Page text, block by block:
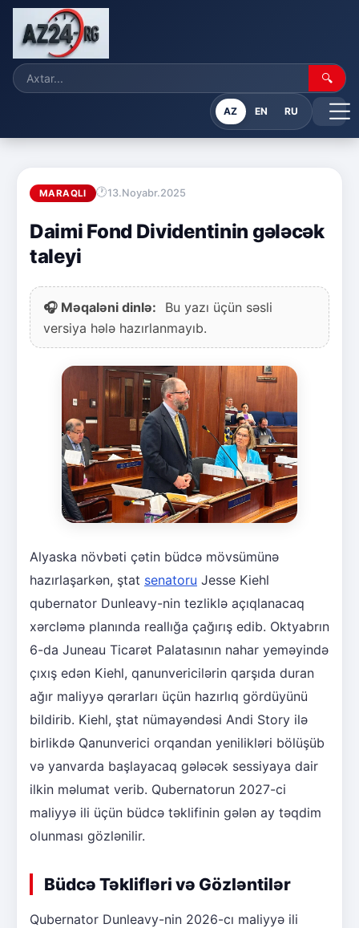
🔍
AZ EN RU
MARAQLI 13.Noyabr.2025
Daimi Fond Dividentinin gələcək
taleyi
🎧 Məqaləni dinlə:
Bu yazı üçün səsli
versiya hələ hazırlanmayıb.
Alyaska növbəti çətin büdcə mövsümünə
hazırlaşarkən, ştat senatoru Jesse Kiehl
qubernator Dunleavy-nin tezliklə açıqlanacaq
xərcləmə planında reallığa çağırış edib. Oktyabrın
6-da Juneau Ticarət Palatasının nahar yeməyində
çıxış edən Kiehl, qanunvericilərin qarşıda duran
ağır maliyyə qərarları üçün hazırlıq gördüyünü
bildirib. Kiehl, ştat nümayəndəsi Andi Story ilə
birlikdə Qanunverici orqandan yenilikləri bölüşüb
və yanvarda başlayacaq gələcək sessiyaya dair
ilkin məlumat verib. Qubernatorun 2027-ci
maliyyə ili üçün büdcə təklifinin gələn ay təqdim
olunması gözlənilir.
Büdcə Təklifləri və Gözləntilər
Qubernator Dunleavy-nin 2026-cı maliyyə ili